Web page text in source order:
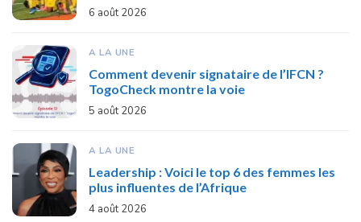
6 août 2026
A LA UNE
Comment devenir signataire de l’IFCN ?
TogoCheck montre la voie
5 août 2026
A LA UNE
Leadership : Voici le top 6 des femmes les
plus influentes de l’Afrique
4 août 2026